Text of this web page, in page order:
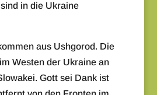
in die Ukraine
aus Ushgorod. Die
Westen der Ukraine an
Gott sei Dank ist